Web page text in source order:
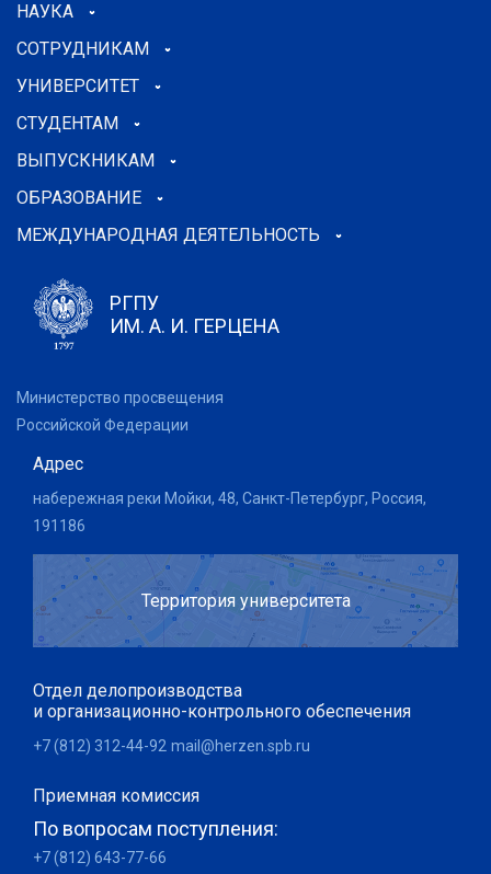
НАУКА
СОТРУДНИКАМ
УНИВЕРСИТЕТ
СТУДЕНТАМ
ВЫПУСКНИКАМ
ОБРАЗОВАНИЕ
МЕЖДУНАРОДНАЯ ДЕЯТЕЛЬНОСТЬ
РГПУ
ИМ. А. И. ГЕРЦЕНА
Министерство просвещения
Российской Федерации
Адрес
набережная реки Мойки, 48, Санкт-Петербург, Россия,
191186
Территория университета
Отдел делопроизводства
и организационно-контрольного обеспечения
+7 (812) 312-44-92 mail@herzen.spb.ru
Приемная комиссия
По вопросам поступления:
+7 (812) 643-77-66